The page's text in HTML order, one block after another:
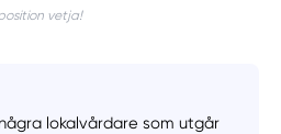
vetja!
lokalvårdare som utgår